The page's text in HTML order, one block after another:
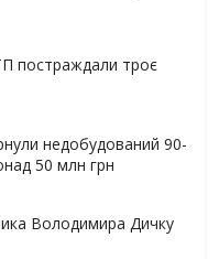
постраждали троє
недобудований 90-
50 млн грн
Володимира Дичку